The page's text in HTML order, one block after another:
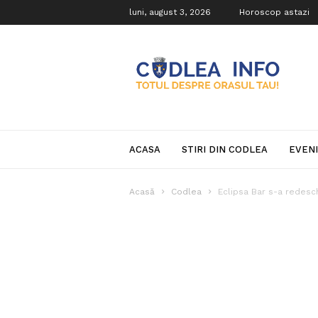
luni, august 3, 2026 Horoscop astazi
Info
ACASA STIRI DIN CODLEA
Acasă Codlea Eclipsa Bar s-a